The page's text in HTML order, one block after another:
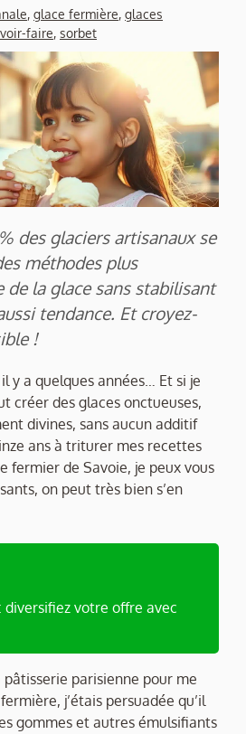
, glace fermière, glaces
faire, sorbet
des glaciers artisanaux se
méthodes plus
de la glace sans stabilisant
tendance. Et croyez-
!
y a quelques années… Et si je
créer des glaces onctueuses,
divines, sans aucun additif
ans à triturer mes recettes
fermier de Savoie, je peux vous
on peut très bien s’en
diversifiez votre offre avec
pâtisserie parisienne pour me
j’étais persuadée qu’il
gommes et autres émulsifiants